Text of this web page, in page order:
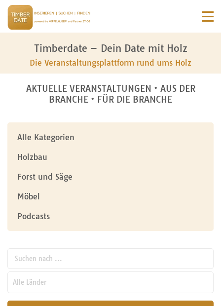
Timberdate – Dein Date mit Holz
Die Veranstaltungsplattform rund ums Holz
AKTUELLE VERANSTALTUNGEN • AUS DER
BRANCHE • FÜR DIE BRANCHE
Alle Kategorien
Holzbau
Forst und Säge
Möbel
Podcasts